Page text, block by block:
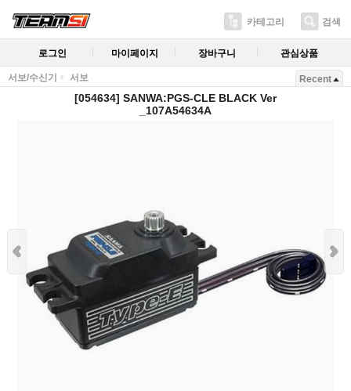
카테고리 검색
로그인 마이페이지 장바구니 관심상품
서보/수신기 서보 Recent
[054634] SANWA:PGS-CLE BLACK Ver
_107A54634A